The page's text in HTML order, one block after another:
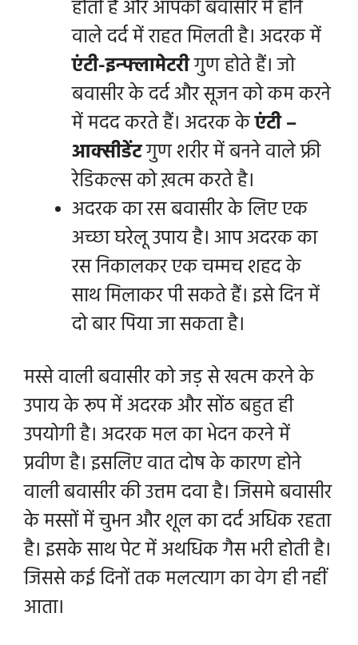
होती है और आपको बवासीर में होने
वाले दर्द में राहत मिलती है। अदरक में
एंटी-इन्फ्लामेटरीगुण होते हैं। जो
बवासीर के दर्द और सूजन को कम करने
में मदद करते हैं। अदरक केएंटी –
आक्सीडेंटगुण शरीर में बनने वाले फ्री
रेडिकल्स को ख़त्म करते है।
अदरक का रस बवासीर के लिए एक
अच्छा घरेलू उपाय है। आप अदरक का
रस निकालकर एक चम्मच शहद के
साथ मिलाकर पी सकते हैं। इसे दिन में
दो बार पिया जा सकता है।
मस्से वाली बवासीर को जड़ से खत्म करने के
उपाय के रूप में अदरक और सोंठ बहुत ही
उपयोगी है। अदरक मल का भेदन करने में
प्रवीण है। इसलिए वात दोष के कारण होने
वाली बवासीर की उत्तम दवा है। जिसमे बवासीर
के मस्सों में चुभन और शूल का दर्द अधिक रहता
है। इसके साथ पेट में अथधिक गैस भरी होती है।
जिससे कई दिनों तक मलत्याग का वेग ही नहीं
आता।